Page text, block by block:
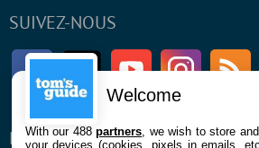
SUIVEZ-NOUS
FacebookTwitter Youtube
ENTREPRISE À
Welcome
With our 488partners , we wish to store
your devices (cookies, pixels in emails,